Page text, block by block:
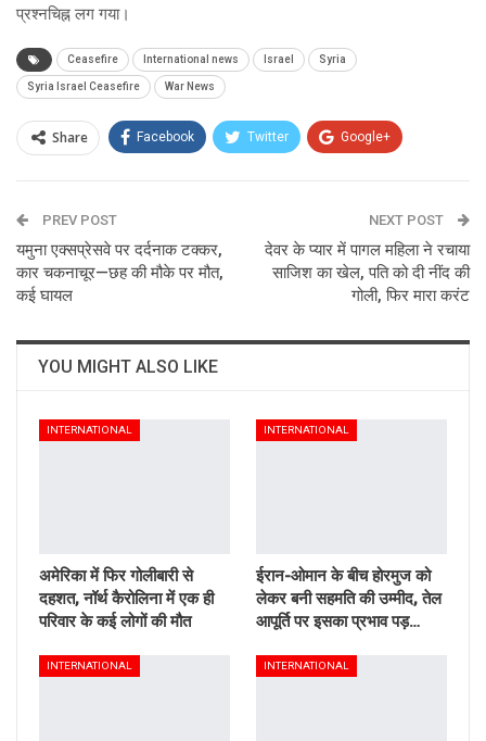
प्रश्नचिह्न लग गया।
Ceasefire International news Israel Syria
Syria Israel Ceasefire War News
Share Facebook Twitter Google+
Email
PREV POST
यमुना एक्सप्रेसवे पर दर्दनाक टक्कर,
कार चकनाचूर—छह की मौके पर मौत,
कई घायल
NEXT POST
देवर के प्यार में पागल महिला ने रचाया
साजिश का खेल, पति को दी नींद की
गोली, फिर मारा करंट
YOU MIGHT ALSO LIKE
INTERNATIONAL
अमेरिका में फिर गोलीबारी से
दहशत, नॉर्थ कैरोलिना में एक ही
परिवार के कई लोगों की मौत
INTERNATIONAL
ईरान-ओमान के बीच होरमुज को
लेकर बनी सहमति की उम्मीद, तेल
आपूर्ति पर इसका प्रभाव पड़…
INTERNATIONAL INTERNATIONAL